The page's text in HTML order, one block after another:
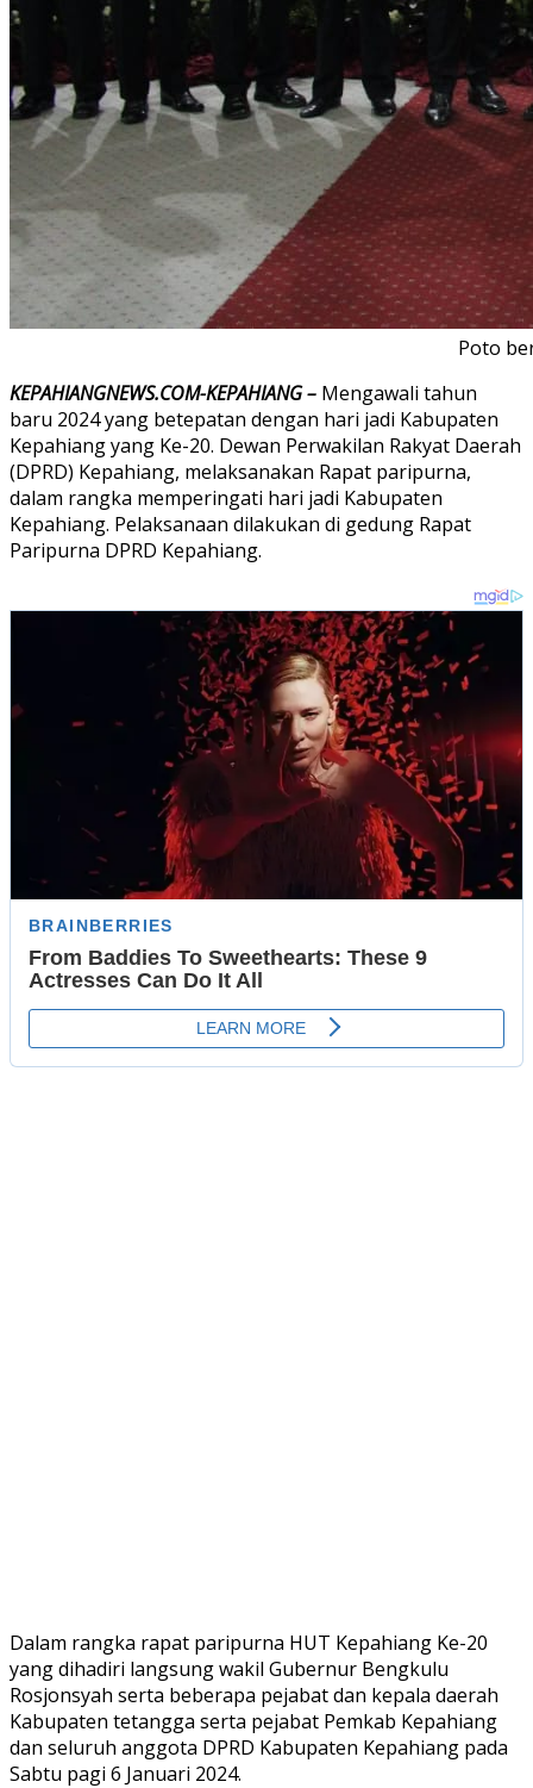
Poto
KEPAHIANGNEWS.COM-KEPAHIANG – Mengawali tahun
baru 2024 yang betepatan dengan hari jadi Kabupaten
Kepahiang yang Ke-20. Dewan Perwakilan Rakyat Daerah
(DPRD) Kepahiang, melaksanakan Rapat paripurna,
dalam rangka memperingati hari jadi Kabupaten
Kepahiang. Pelaksanaan dilakukan di gedung Rapat
Paripurna DPRD Kepahiang.
Dalam rangka rapat paripurna HUT Kepahiang Ke-20
yang dihadiri langsung wakil Gubernur Bengkulu
Rosjonsyah serta beberapa pejabat dan kepala daerah
Kabupaten tetangga serta pejabat Pemkab Kepahiang
dan seluruh anggota DPRD Kabupaten Kepahiang pada
Sabtu pagi 6 Januari 2024.